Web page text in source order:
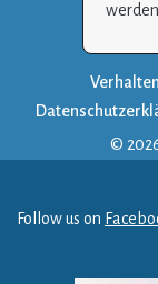
©
Follow us on